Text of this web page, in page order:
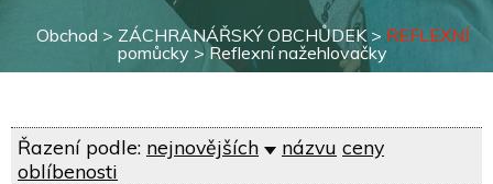
Obchod > ZÁCHRANÁŘSKÝ OBCHŮDEK> REFLEXNÍ
pomůcky> Reflexní nažehlovačky
Řazení podle: nejnovějších názvu ceny
oblíbenosti